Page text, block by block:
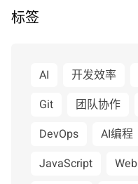
标签
AI 开发效率
Git
团队协作
DevOps
AI编程
JavaScript
Web